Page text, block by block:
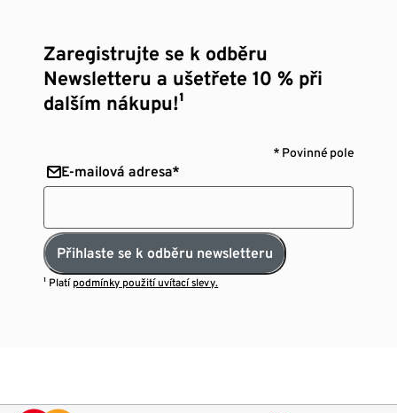
Zaregistrujte se k odběru
Newsletteru a ušetřete 10 % při
dalším nákupu!¹
* Povinné pole
E-mailová adresa*
Přihlaste se k odběru newsletteru
¹ Platí podmínky použití uvítací slevy.